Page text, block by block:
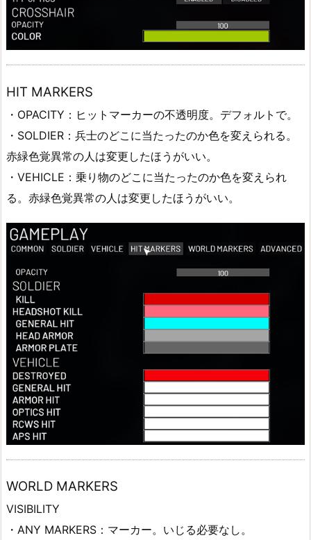
HIT MARKERS
・OPACITY：ヒットマーカーの不透明度。デフォルトで。
・SOLDIER：兵士のどこに当たったのか色を変えられる。
赤緑色覚異常の人は変更したほうがいい。
・VEHICLE：乗り物のどこに当たったのか色を変えられ
る。赤緑色覚異常の人は変更したほうがいい。
WORLD MARKERS
VISIBILITY
・ANY MARKERS：マーカー。いじる必要なし。